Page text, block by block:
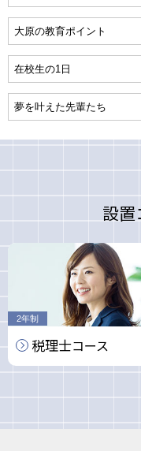
大原の教育ポイント
在校生の1日
夢を叶えた先輩たち
設置
2年制
税理士コース